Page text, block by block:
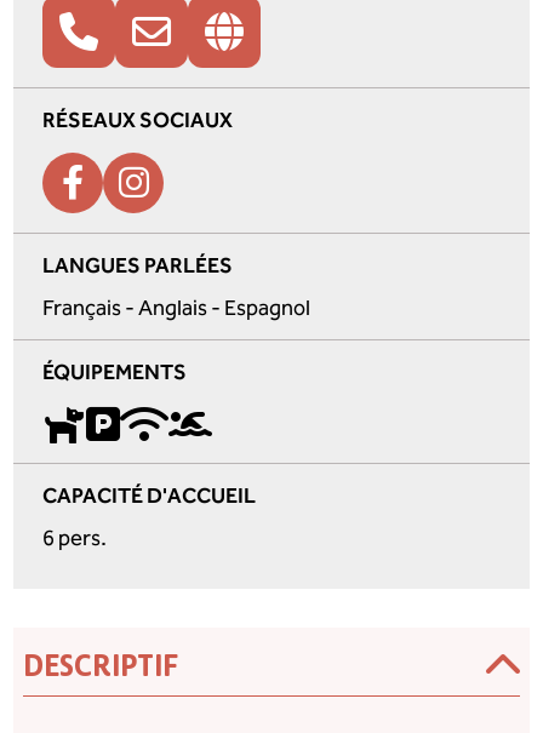
DESCRIPTIF
RÉSEAUX SOCIAUX
LANGUES PARLÉES
Français - Anglais - Espagnol
ÉQUIPEMENTS
CAPACITÉ D'ACCUEIL
6 pers.